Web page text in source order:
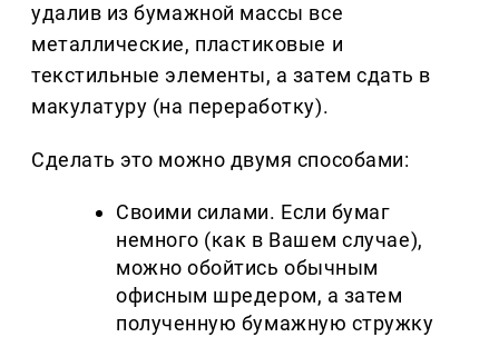
удалив из бумажной массы все
металлические, пластиковые и
текстильные элементы, а затем сдать в
макулатуру (на переработку).
Сделать это можно двумя способами:
Своими силами. Если бумаг
немного (как в Вашем случае),
можно обойтись обычным
офисным шредером, а затем
полученную бумажную стружку